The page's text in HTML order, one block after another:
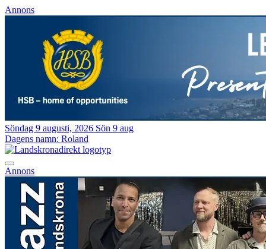
Annons
Söndag 9 augusti, 2026 Sön 9 aug
Dagens namn: Roland
Annons